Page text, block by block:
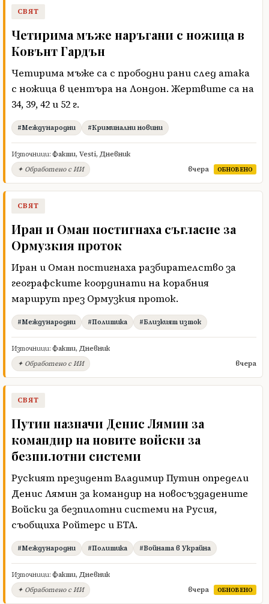
СВЯТ
Четирима мъже наръгани с ножица в
Ковънт Гардън
Четирима мъже са с прободни рани след атака
с ножица в центъра на Лондон. Жертвите са на
34, 39, 42 и 52 г.
#Международни #Криминални новини
Източници: Факти, Vesti, Дневник
✦ Обработено с ИИ
вчера ОБНОВЕНО
СВЯТ
Иран и Оман постигнаха съгласие за
Ормузкия проток
Иран и Оман постигнаха разбирателство за
географските координати на корабния
маршрут през Ормузкия проток.
#Международни #Политика #Близкият изток
Източници: Факти, Дневник
✦ Обработено с ИИ
вчера
СВЯТ
Путин назначи Денис Лямин за
командир на новите войски за
безпилотни системи
Руският президент Владимир Путин определи
Денис Лямин за командир на новосъздадените
Войски за безпилотни системи на Русия,
съобщиха Ройтерс и БТА.
#Международни #Политика #Войната в Украйна
Източници: Факти, Дневник
✦ Обработено с ИИ
вчера ОБНОВЕНО